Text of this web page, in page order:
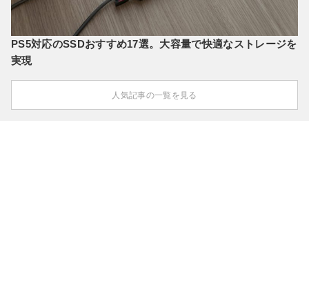
PS5対応のSSDおすすめ17選。大容量で快適なストレージを
実現
人気記事の一覧を見る